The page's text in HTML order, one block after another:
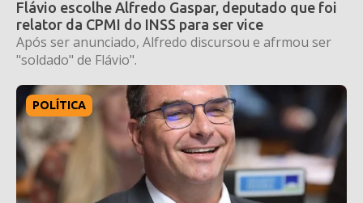
Flávio escolhe Alfredo Gaspar, deputado que foi
relator da CPMI do INSS para ser vice
Após ser anunciado, Alfredo discursou e afrmou ser
"soldado" de Flávio".
POLÍTICA